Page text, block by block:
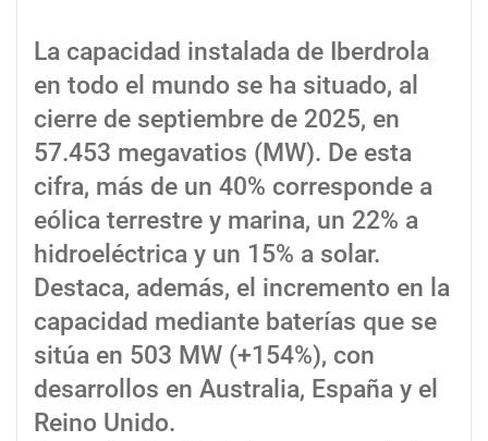
La capacidad instalada de Iberdrola
en todo el mundo se ha situado, al
cierre de septiembre de 2025, en
57.453 megavatios (MW). De esta
cifra, más de un 40% corresponde a
eólica terrestre y marina, un 22% a
hidroeléctrica y un 15% a solar.
Destaca, además, el incremento en la
capacidad mediante baterías que se
sitúa en 503 MW (+154%), con
desarrollos en Australia, España y el
Reino Unido.